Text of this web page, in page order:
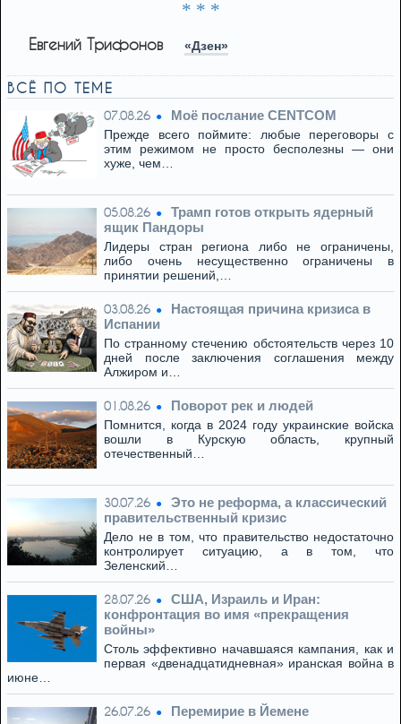
* * *
Евгений Трифонов «Дзен»
ВСЁ ПО ТЕМЕ
07.08.26 Моё послание CENTCOM
Прежде всего поймите: любые переговоры с
этим режимом не просто бесполезны — они
хуже, чем…
05.08.26
Трамп готов открыть ядерный
ящик Пандоры
Лидеры стран региона либо не ограничены,
либо очень несущественно ограничены в
принятии решений,…
03.08.26
Настоящая причина кризиса в
Испании
По странному стечению обстоятельств через 10
дней после заключения соглашения между
Алжиром и…
01.08.26 Поворот рек и людей
Помнится, когда в 2024 году украинские войска
вошли в Курскую область, крупный
отечественный…
30.07.26
Это не реформа, а классический
правительственный кризис
Дело не в том, что правительство недостаточно
контролирует ситуацию, а в том, что
Зеленский…
28.07.26
США, Израиль и Иран:
конфронтация во имя «прекращения
войны»
Столь эффективно начавшаяся кампания, как и
первая «двенадцатидневная» иранская война в
июне…
26.07.26
Перемирие в Йемене